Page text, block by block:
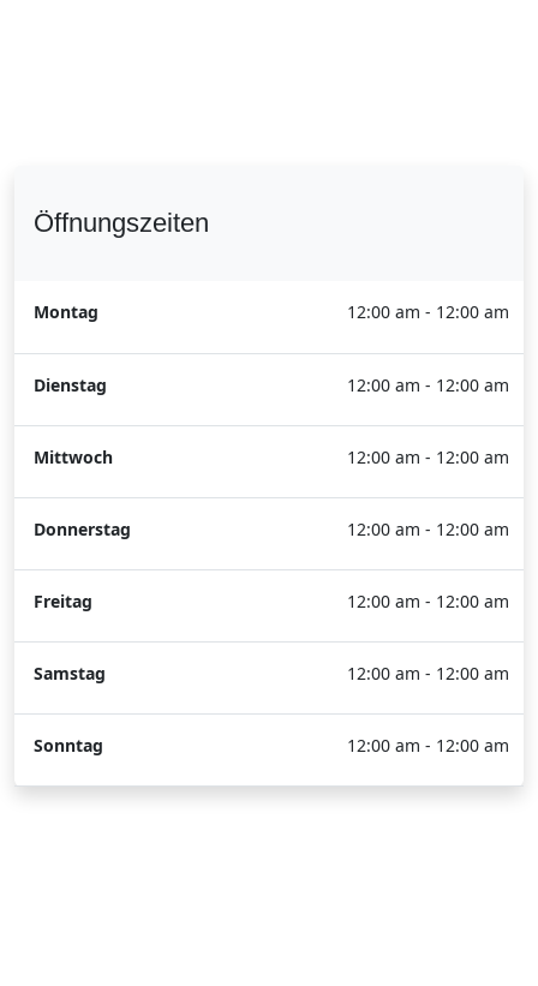
Öffnungszeiten
Montag 12:00 am - 12:00 am
Dienstag 12:00 am - 12:00 am
Mittwoch 12:00 am - 12:00 am
Donnerstag 12:00 am - 12:00 am
Freitag 12:00 am - 12:00 am
Samstag 12:00 am - 12:00 am
Sonntag 12:00 am - 12:00 am